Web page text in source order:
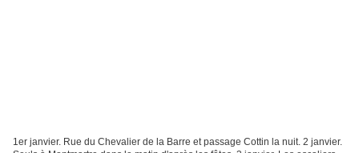
1er janvier. Rue du Chevalier de la Barre et passage Cottin la nuit. 2 janvier.